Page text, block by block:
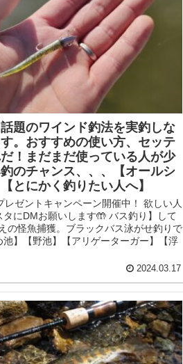
話題のワインド釣法を実釣しな
。おすすめの使い方、セッテ
！まだまだ使っている人が少
のチャンス、、、【オールシ
とにかく釣りたい人へ】
レゼントキャンペーン開催中！ 欲しい人
タにDMお願いします🤲 バス釣り】して
の怪魚捕獲。ブラックバス泳がせ釣りで
池】【野池】【アリゲーターガー】【浮
2024.03.17